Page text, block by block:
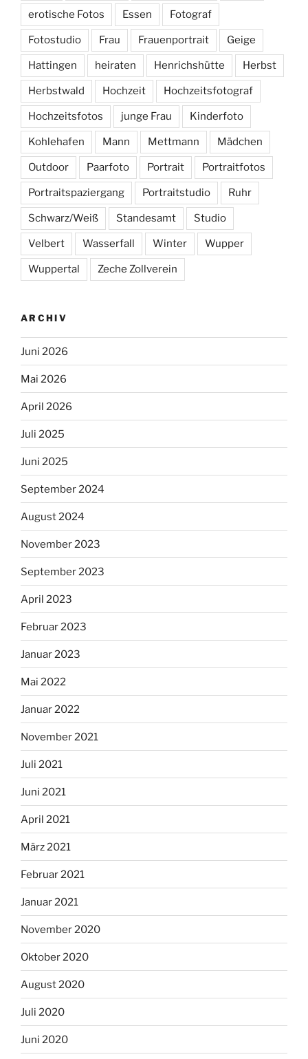
erotische Fotos Essen Fotograf
Fotostudio Frau Frauenportrait Geige
Hattingen heiraten Henrichshütte Herbst
Herbstwald Hochzeit Hochzeitsfotograf
Hochzeitsfotos junge Frau Kinderfoto
Kohlehafen Mann Mettmann Mädchen
Outdoor Paarfoto Portrait Portraitfotos
Portraitspaziergang Portraitstudio Ruhr
Schwarz/Weiß Standesamt Studio
Velbert Wasserfall Winter Wupper
Wuppertal Zeche Zollverein
ARCHIV
Juni 2026
Mai 2026
April 2026
Juli 2025
Juni 2025
September 2024
August 2024
November 2023
September 2023
April 2023
Februar 2023
Januar 2023
Mai 2022
Januar 2022
November 2021
Juli 2021
Juni 2021
April 2021
März 2021
Februar 2021
Januar 2021
November 2020
Oktober 2020
August 2020
Juli 2020
Juni 2020